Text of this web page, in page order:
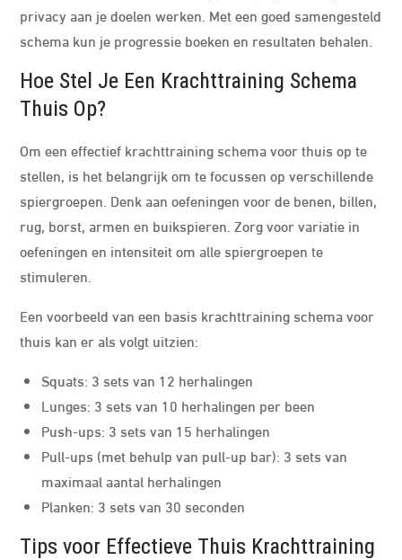
privacy aan je doelen werken. Met een goed samengesteld
schema kun je progressie boeken en resultaten behalen.
Hoe Stel Je Een Krachttraining Schema
Thuis Op?
Om een effectief krachttraining schema voor thuis op te
stellen, is het belangrijk om te focussen op verschillende
spiergroepen. Denk aan oefeningen voor de benen, billen,
rug, borst, armen en buikspieren. Zorg voor variatie in
oefeningen en intensiteit om alle spiergroepen te
stimuleren.
Een voorbeeld van een basis krachttraining schema voor
thuis kan er als volgt uitzien:
Squats: 3 sets van 12 herhalingen
Lunges: 3 sets van 10 herhalingen per been
Push-ups: 3 sets van 15 herhalingen
Pull-ups (met behulp van pull-up bar): 3 sets van
maximaal aantal herhalingen
Planken: 3 sets van 30 seconden
Tips voor Effectieve Thuis Krachttraining